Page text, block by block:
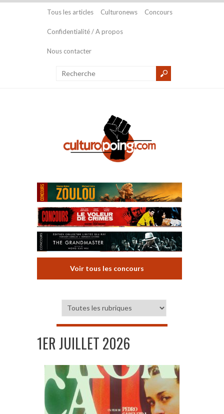
Tous les articles Culturonews Concours
Confidentialité / A propos
Nous contacter
Voir tous les concours
1ER JUILLET 2026